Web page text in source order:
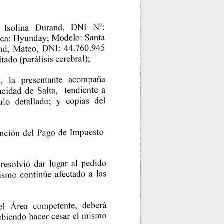
continue afectado a las
del Pago de Impuesto
resolvio dar lugar al pedido
Isolina Durand, DNI
N°:
Hyunday; Modelo: Santa
Mateo, DNI: 44.760.945
(paralisis cerebral),
la presentante
acompana
de Salla, tendiente a
detallado; y copias del
Area competente, debera
hacer cesar el mismo